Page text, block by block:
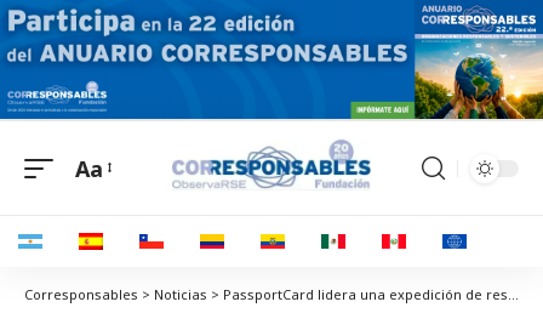
Aa
Corresponsables > Noticias > PassportCard lidera una expedición de rescate de docenas de extranjeros en Machu Picchu